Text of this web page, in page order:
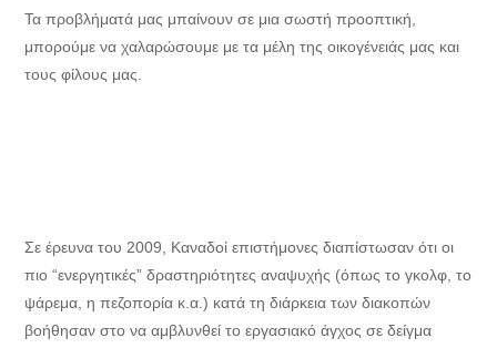
Τα προβλήματά μας μπαίνουν σε μια σωστή προοπτική,
μπορούμε να χαλαρώσουμε με τα μέλη της οικογένειάς μας και
τους φίλους μας.
Σε έρευνα του 2009, Καναδοί επιστήμονες διαπίστωσαν ότι οι
πιο “ενεργητικές” δραστηριότητες αναψυχής (όπως το γκολφ, το
ψάρεμα, η πεζοπορία κ.α.) κατά τη διάρκεια των διακοπών
βοήθησαν στο να αμβλυνθεί το εργασιακό άγχος σε δείγμα